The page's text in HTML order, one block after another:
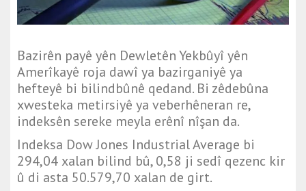
Bazirên payê yên Dewletên Yekbûyî yên
Amerîkayê roja dawî ya bazirganiyê ya
hefteyê bi bilindbûnê qedand. Bi zêdebûna
xwesteka metirsiyê ya veberhêneran re,
indeksên sereke meyla erênî nîşan da.
Indeksa Dow Jones Industrial Average bi
294,04 xalan bilind bû, 0,58 ji sedî qezenc kir
û di asta 50.579,70 xalan de girt.